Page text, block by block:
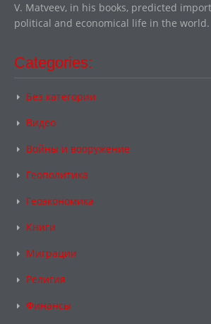
V. Matveev, in his books, predicted
political and economical life in the world.
Categories:
Без категории
Видео
Войны и вооружение
Геополитика
Геоэкономика
Книги
Миграции
Религия
Финансы